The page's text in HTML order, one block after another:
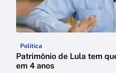
Política
Patrimônio de Lula tem
em 4 anos